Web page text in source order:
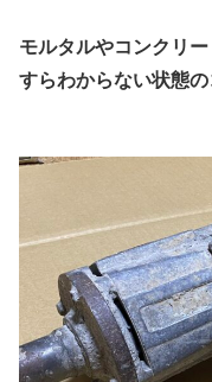
モルタルやコンクリ
すらわからない状態